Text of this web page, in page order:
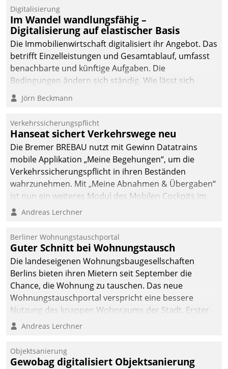
Digitalisierung
Im Wandel wandlungsfähig –
Digitalisierung auf elastischer Basis
Die Immobilienwirtschaft digitalisiert ihr Angebot. Das
betrifft Einzelleistungen und Gesamtablauf, umfasst
benachbarte und künftige Aufgaben. Die
Bedingungen ändern sich ständig. Wie lässt sich
technisch die Kontrolle wahren und zugleich Freiraum
fürs Wachsen öffnen?
Jörn Beckmann
Verkehrssicherungspflicht
Hanseat sichert Verkehrswege neu
Die Bremer BREBAU nutzt mit Gewinn Datatrains
mobile Applikation „Meine Begehungen“, um die
Verkehrssicherungspflicht in ihren Beständen
wahrzunehmen. Mit „Meine Abnahmen & Übergaben“
ist nun ein weiteres Modul des Mobilen Cockpits im
Einsatz.
Andreas Lerchner
Berliner Wohnungstauschportal
Guter Schnitt bei Wohnungstausch
Die landeseigenen Wohnungsbaugesellschaften
Berlins bieten ihren Mietern seit September die
Chance, die Wohnung zu tauschen. Das neue
Wohnungstauschportal verspricht eine bessere
Nutzung des knappen Wohnraums der Stadt. Erster
Anwendungsfall für Datatrains Lösung API-Hub mit
Unternehmen.
Andreas Lerchner
Objektsanierung
Gewobag digitalisiert Objektsanierung